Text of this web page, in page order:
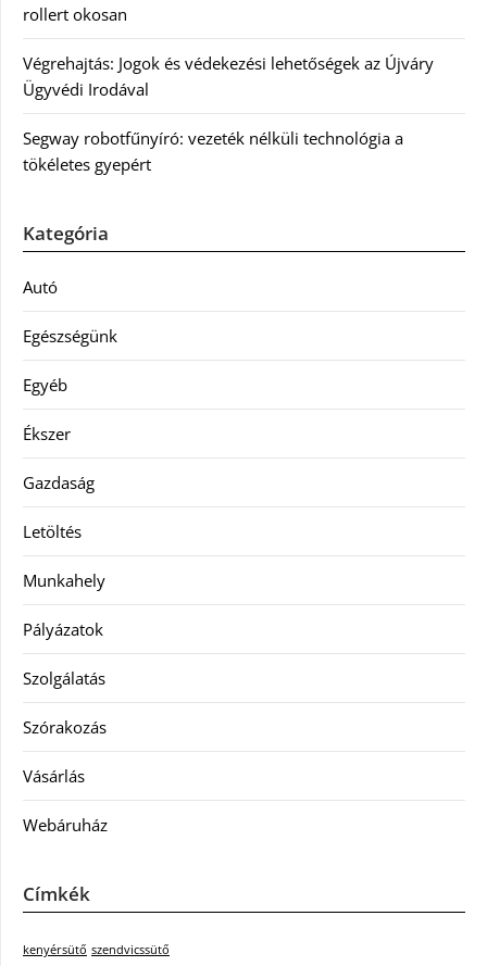
rollert okosan
Végrehajtás: Jogok és védekezési lehetőségek az Újváry
Ügyvédi Irodával
Segway robotfűnyíró: vezeték nélküli technológia a
tökéletes gyepért
Kategória
Autó
Egészségünk
Egyéb
Ékszer
Gazdaság
Letöltés
Munkahely
Pályázatok
Szolgálatás
Szórakozás
Vásárlás
Webáruház
Címkék
kenyérsütő szendvicssütő